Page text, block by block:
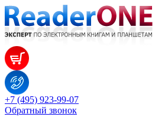
+7 (495) 923-99-07
Обратный звонок